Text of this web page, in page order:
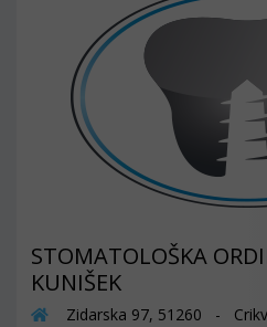
STOMATOLOŠKA
KUNIŠEK
Zidarska 97, 51260 -